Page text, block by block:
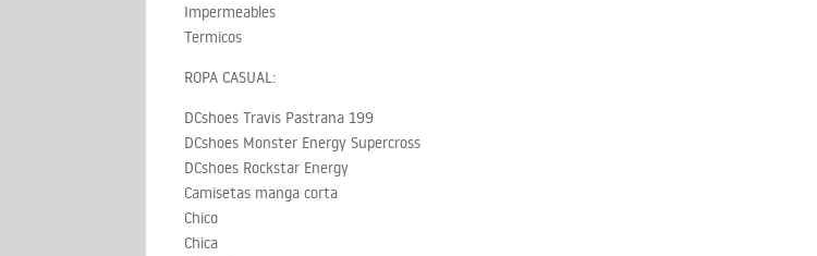
Impermeables
Termicos
ROPA CASUAL:
DCshoes Travis Pastrana 199
DCshoes Monster Energy Supercross
DCshoes Rockstar Energy
Camisetas manga corta
Chico
Chica